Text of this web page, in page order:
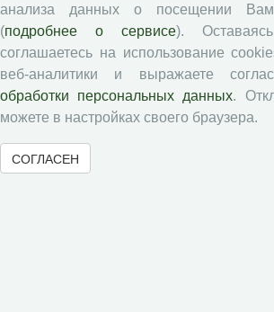
Рецензентам
Памятка рецензенту
Положение о рецензировании
Форма рецензии
Журналы ВолНЦ РАН
анализа данных о посещении
(подробнее о сервисе).
соглашаетесь на использование
веб-аналитики и выражаете
обработки персональных данных.
можете в настройках своего браузера.
СОГЛАСЕН